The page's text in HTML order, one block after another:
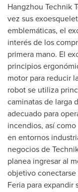
Hangzhou Technik
vez sus
emblemáticas, el
interés de los
primera mano. El
principios
motor para reducir
robot se utiliza
caminatas de larga
adecuado para
incendios, así
en entornos
negocios de
planea ingresar al
objetivo
Feria para expandir